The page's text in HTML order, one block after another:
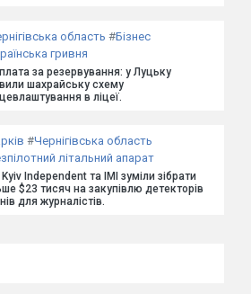
область #Бізнес
гривня
за резервування: у Луцьку
шахрайську схему
в ліцеї.
#Чернігівська область
літальний апарат
Independent та ІМІ зуміли зібрати
$23 тисяч на закупівлю детекторів
для журналістів.